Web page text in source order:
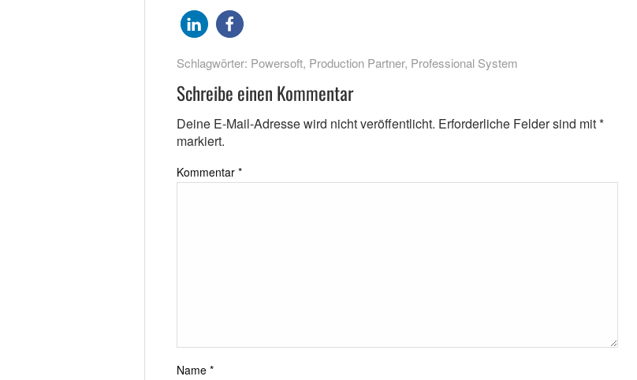
Schlagwörter: Powersoft, Production Partner, Professional System
Schreibe einen Kommentar
Deine E-Mail-Adresse wird nicht veröffentlicht. Erforderliche Felder sind mit*
markiert.
Kommentar *
Name *